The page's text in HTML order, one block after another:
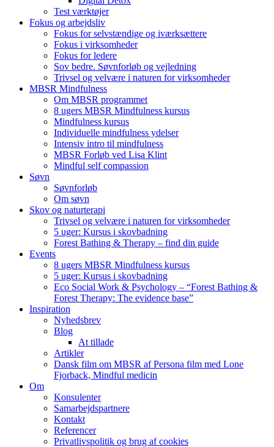
Test værktøjer
Fokus og arbejdsliv
Fokus for selvstændige og iværksættere
Fokus i virksomheder
Fokus for ledere
Sov bedre. Søvnforløb og vejledning
Trivsel og velvære i naturen for virksomheder
MBSR Mindfulness
Om MBSR programmet
8 ugers MBSR Mindfulness kursus
Mindfulness kursus
Individuelle mindfulness ydelser
Intensiv intro til mindfulness
MBSR Forløb ved Lisa Klint
Mindful self compassion
Søvn
Søvnforløb
Om søvn
Skov og naturterapi
Trivsel og velvære i naturen for virksomheder
5 uger: Kursus i skovbadning
Forest Bathing & Therapy – find din guide
Events
8 ugers MBSR Mindfulness kursus
5 uger: Kursus i skovbadning
Eco Social Work & Psychology – “Forest Bathing &
Forest Therapy: The evidence base”
Inspiration
Nyhedsbrev
Blog
At tillade
Artikler
Dansk film om MBSR af Persona film med Lone
Fjorback, Mindful medicin
Om
Konsulenter
Samarbejdspartnere
Kontakt
Referencer
Privatlivspolitik og brug af cookies